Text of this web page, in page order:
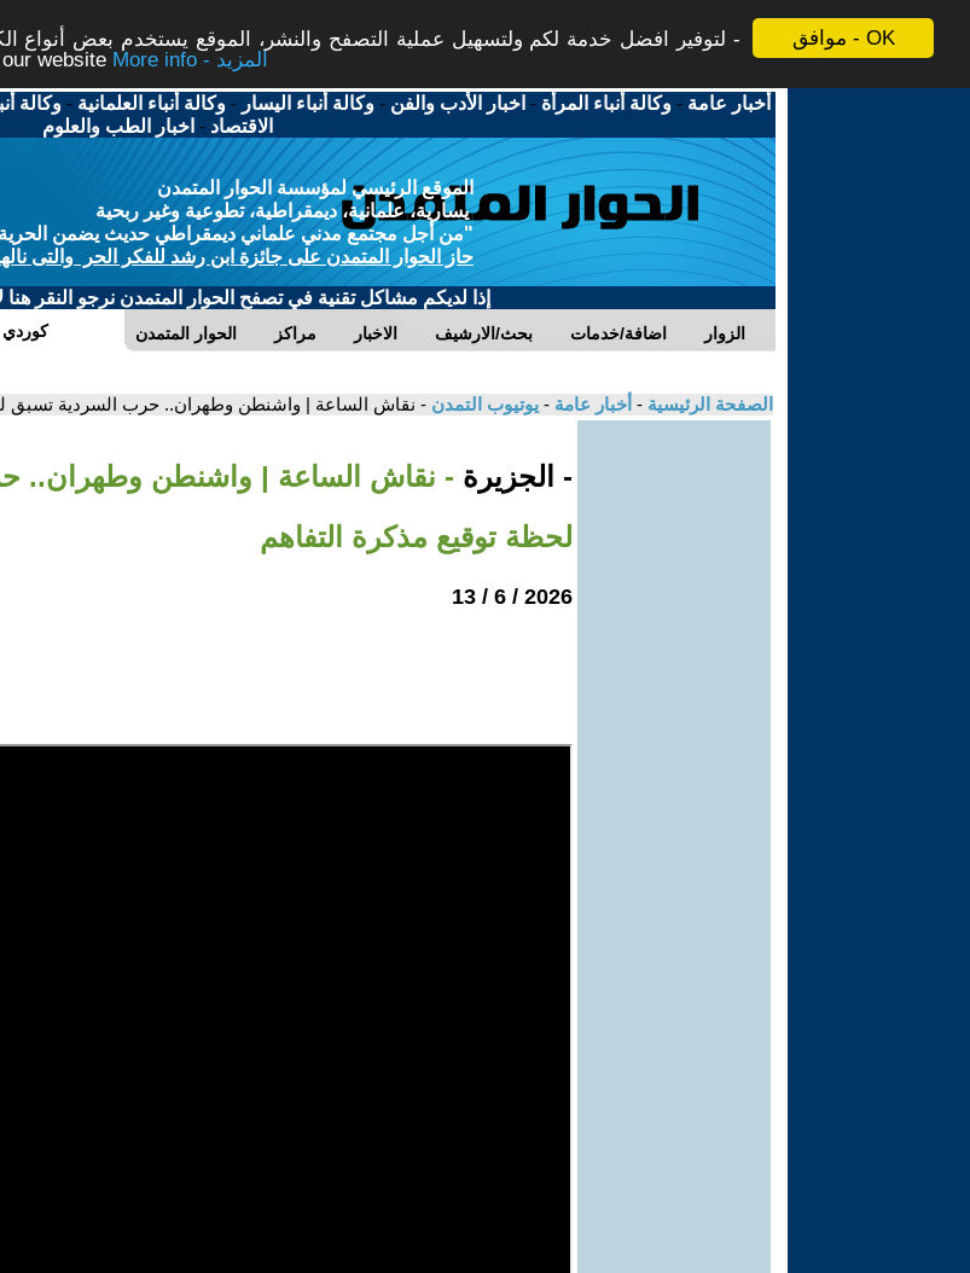
موافق - OK
لتوفير افضل خدمة لكم ولتسهيل عملية التصفح والنشر، الموقع يستخدم بعض أنواع
website
More info - المزيد
أخبار عامة -وكالة أنباء المرأة - اخبار الأدب والفن -وكالة أنباء اليسار -وكالة أنباء العلمانية -وكالة
الاقتصاد - اخبار الطب والعلوم
الموقع الرئيسي لمؤسسة الحوار المتمدن
يسارية، علمانية، ديمقراطية، تطوعية وغير ربحية
"من أجل مجتمع مدني علماني ديمقراطي حديث يضمن الحرية
حاز الحوار المتمدن على جائزة ابن رشد للفكر الحر والتى
إذا لديكم مشاكل تقنية في تصفح الحوار المتمدن نرجو النقر هنا
الحوار المتمدن مراكز الاخبار بحث/الارشيف اضافة/خدمات الزوار كوردي
الصفحة الرئيسية - أخبار عامة - يوتيوب التمدن - نقاش الساعة | واشنطن وطهران.. حرب السردية تسبق
- الجزيرة - نقاش الساعة | واشنطن وطهران..
لحظة توقيع مذكرة التفاهم
2026 / 6 / 13